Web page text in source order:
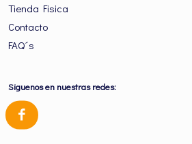
Tienda Fisica
Contacto
FAQ´s
Siguenos en nuestras redes: